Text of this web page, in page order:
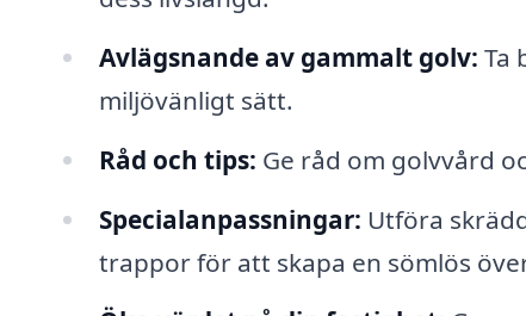
Avlägsnande av gammalt golv: Ta
miljövänligt sätt.
Råd och tips: Ge råd om golvvård
Specialanpassningar: Utföra
trappor för att skapa en sömlös